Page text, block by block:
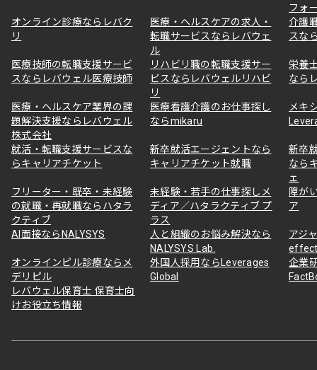
フォ
オンライン診療ならレバク
リ
医療・ヘルスケアの求人・
転職サービスならレバウェ
ル
介護
スな
医療技師の転職支援サービ
スならレバウェル医療技師
リハビリ職の転職支援サー
ビスならレバウェルリハビ
リ
栄養
なら
医療・ヘルスケア業界の課
題解決支援ならレバウェル
株式会社
医療看護介護のお仕事探し
ならmikaru
メキ
就活・転職支援サービスな
らキャリアチケット
新卒就活エージェントなら
キャリアチケット就職
新卒
なら
ェ
フリーター・既卒・未経験
の就職・再就職ならハタラ
クティブ
未経験・若手の仕事探しメ
ディア／ハタラクティブ プ
ラス
障が
ア
AI面接ならNALYSYS
人と組織のお悩み解決なら
NALYSYS Lab.
アジ
オンラインピル診療ならメ
デリピル
外国人採用ならLeverages
Global
企業
レバウェル保育士 保育士向
けお役立ち情報